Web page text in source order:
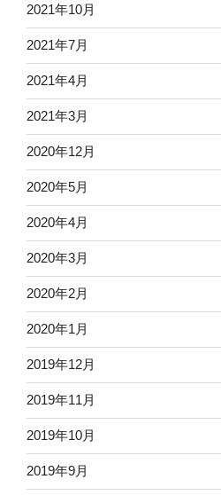
2021年10月
2021年7月
2021年4月
2021年3月
2020年12月
2020年5月
2020年4月
2020年3月
2020年2月
2020年1月
2019年12月
2019年11月
2019年10月
2019年9月